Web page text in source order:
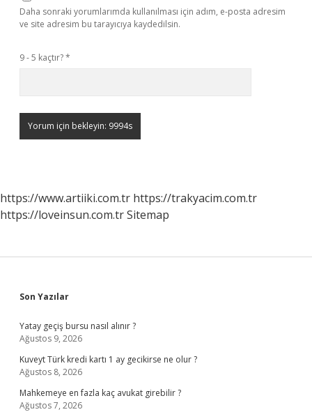
Daha sonraki yorumlarımda kullanılması için adım, e-posta adresim
ve site adresim bu tarayıcıya kaydedilsin.
9 - 5 kaçtır?*
https://www.artiiki.com.tr https://trakyacim.com.tr
https://loveinsun.com.trSitemap
Sidebar
Son Yazılar
Yatay geçiş bursu nasıl alınır ?
Ağustos 9, 2026
Kuveyt Türk kredi kartı 1 ay gecikirse ne olur ?
Ağustos 8, 2026
Mahkemeye en fazla kaç avukat girebilir ?
Ağustos 7, 2026